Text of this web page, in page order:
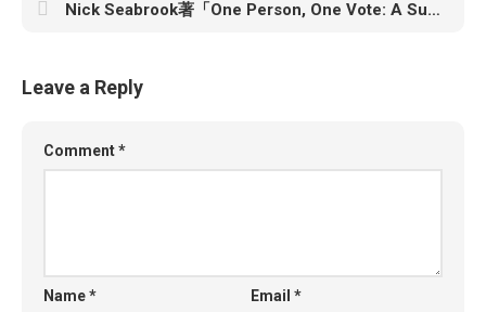
Nick Seabrook著「One Person, One Vote: A Surprising History of Gerrymandering in America」
Leave a Reply
Comment*
Name* Email*